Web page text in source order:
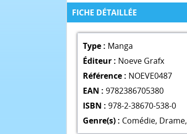
FICHE DÉTAILLÉE
Type : Manga
Éditeur : Noeve Grafx
Référence : NOEVE0487
EAN : 9782386705380
ISBN : 978-2-38670-538-0
Genre(s) : Comédie, Drame,